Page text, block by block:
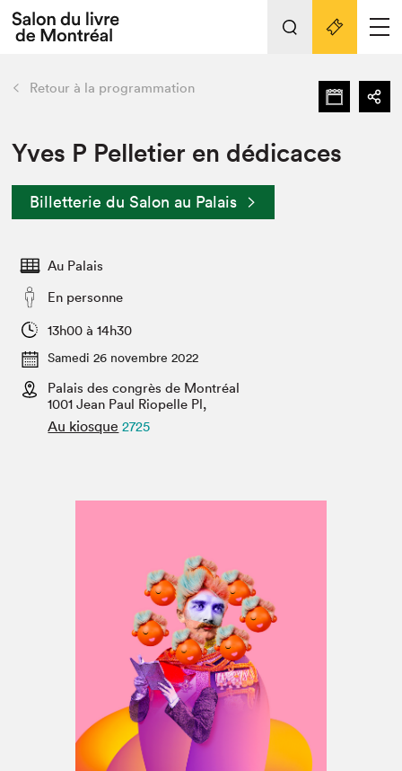
Espace exposant⋅e⋅s
Espace enseignant·e·s
Espace médias
L'événement
Préparer sa visite au Salon
Actualités
SLM PRO
retour Nos activités
Préparer sa visite
Salon dans la ville et en ligne
Projets partenaires
Liens pratiques
Retour à la programmation
Yves P Pelletier en dédicaces
Billetterie du Salon au Palais
Au Palais
En personne
13h00 à 14h30
Samedi 26 novembre 2022
Palais des congrès de Montréal
1001 Jean Paul Riopelle Pl,
Au kiosque 2725